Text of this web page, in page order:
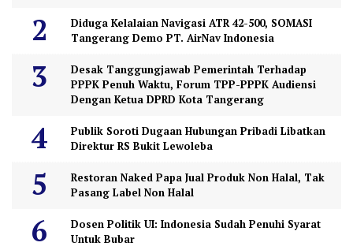
Diduga Kelalaian Navigasi ATR 42-500, SOMASI
Tangerang Demo PT. AirNav Indonesia
Desak Tanggungjawab Pemerintah Terhadap
PPPK Penuh Waktu, Forum TPP-PPPK Audiensi
Dengan Ketua DPRD Kota Tangerang
Publik Soroti Dugaan Hubungan Pribadi Libatkan
Direktur RS Bukit Lewoleba
Restoran Naked Papa Jual Produk Non Halal, Tak
Pasang Label Non Halal
Dosen Politik UI: Indonesia Sudah Penuhi Syarat
Untuk Bubar